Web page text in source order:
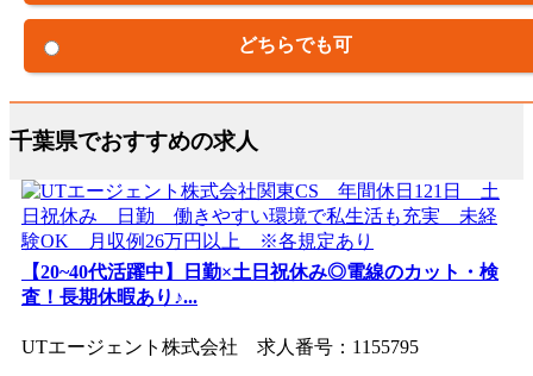
どちらでも可
千葉県でおすすめの求人
【20~40代活躍中】日勤×土日祝休み◎電線のカット・検
査！長期休暇あり♪...
UTエージェント株式会社 求人番号：1155795